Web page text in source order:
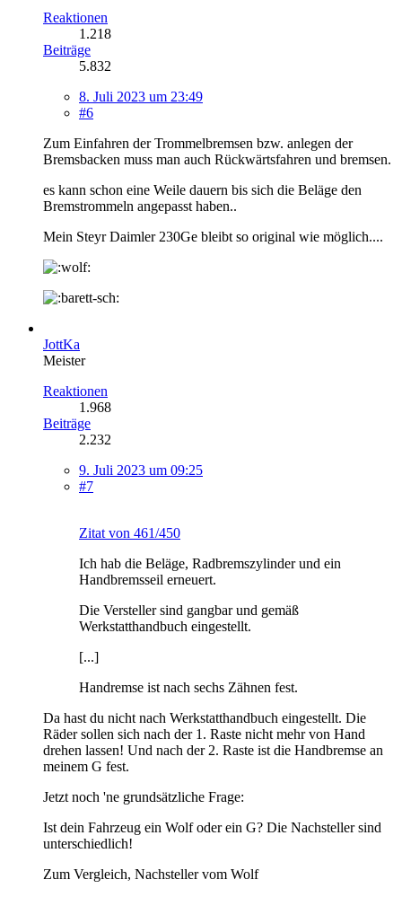
Reaktionen
1.218
Beiträge
5.832
8. Juli 2023 um 23:49
#6
Zum Einfahren der Trommelbremsen bzw. anlegen der
Bremsbacken muss man auch Rückwärtsfahren und bremsen.
es kann schon eine Weile dauern bis sich die Beläge den
Bremstrommeln angepasst haben..
Mein Steyr Daimler 230Ge bleibt so original wie möglich....
JottKa
Meister
Reaktionen
1.968
Beiträge
2.232
9. Juli 2023 um 09:25
#7
Zitat von 461/450
Ich hab die Beläge, Radbremszylinder und ein
Handbremsseil erneuert.
Die Versteller sind gangbar und gemäß
Werkstatthandbuch eingestellt.
[...]
Handremse ist nach sechs Zähnen fest.
Da hast du nicht nach Werkstatthandbuch eingestellt. Die
Räder sollen sich nach der 1. Raste nicht mehr von Hand
drehen lassen! Und nach der 2. Raste ist die Handbremse an
meinem G fest.
Jetzt noch 'ne grundsätzliche Frage:
Ist dein Fahrzeug ein Wolf oder ein G? Die Nachsteller sind
unterschiedlich!
Zum Vergleich, Nachsteller vom Wolf